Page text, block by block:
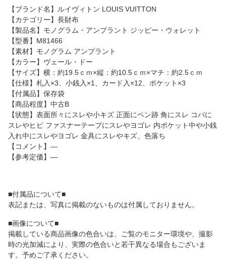
【ブランド名】ルイヴィトン LOUIS VUITTON
【カテゴリー】長財布
【製品名】モノグラム・アンプラント ジッピー・ウォレット
【型番】M81466
【素材】モノグラム アンプラント
【カラー】ヴェール・ドー
【サイズ】横：約19.5ｃｍ×縦：約10.5ｃｍ×マチ：約2.5ｃｍ
【仕様】札入×3、小銭入×1、カード入×12、ポケット×3
【付属品】保存袋
【商品程度】中古B
【状態】表面所々にスレや小キズ 正面にペン跡 角にスレ コバに
スレやヒビ ファスナーテープにスレやヨゴレ 内ポケット中や小銭
入れ中にスレやヨゴレ 金具にスレやキズ、色落ち
【コメント】―
【参考定価】―
■付属品について■
表記または、写真に掲載のないものは付属しておりません。
■画像について■
掲載している商品画像の色合いは、ご覧のモニター環境や、撮影
時の光加減により、実際の色合いと若干異なる場合もございま
す。予めご了承ください。